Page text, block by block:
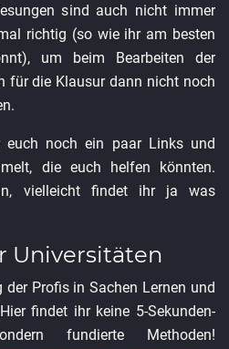
sind auch nicht immer
richtig (so wie ihr am besten
um beim Bearbeiten der
für die Klausur dann nicht noch
euch noch ein paar Links und
die euch helfen könnten.
vielleicht findet ihr ja was
Universitäten
der Profis in Sachen Lernen und
findet ihr keine 5-Sekunden-
fundierte Methoden!